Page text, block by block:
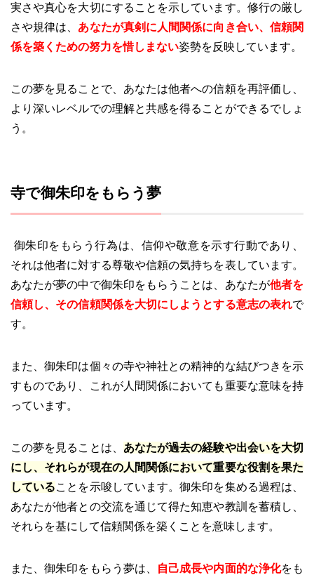
実さや真心を大切にすることを示しています。修行の厳し
さや規律は、 あなたが真剣に人間関係に向き合い、信頼関
係を築くための努力を惜しまない姿勢を反映しています。
この夢を見ることで、あなたは他者への信頼を再評価し、
より深いレベルでの理解と共感を得ることができるでしょ
う。
寺で御朱印をもらう夢
御朱印をもらう行為は、信仰や敬意を示す行動であり、
それは他者に対する尊敬や信頼の気持ちを表しています。
あなたが夢の中で御朱印をもらうことは、あなたが他者を
信頼し、その信頼関係を大切にしようとする意志の表れで
す。
また、御朱印は個々の寺や神社との精神的な結びつきを示
すものであり、これが人間関係においても重要な意味を持
っています。
この夢を見ることは、 あなたが過去の経験や出会いを大切
にし、それらが現在の人間関係において重要な役割を果た
していることを示唆しています。御朱印を集める過程は、
あなたが他者との交流を通じて得た知恵や教訓を蓄積し、
それらを基にして信頼関係を築くことを意味します。
また、御朱印をもらう夢は、 自己成長や内面的な浄化をも